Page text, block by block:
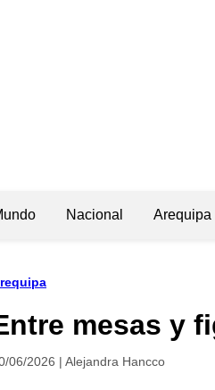
Nacional Arequipa
mesas y
06/2026 | Alejandra Hancco